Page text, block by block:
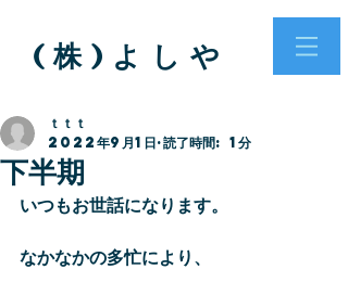
( 株 ) よ し や
下半期
ｔｔｔ
2022年9月1日 読了時間: 1分
いつもお世話になります。
なかなかの多忙により、